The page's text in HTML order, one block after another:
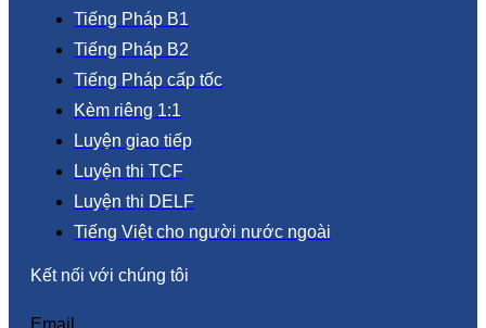
Tiếng Pháp B1
Tiếng Pháp B2
Tiếng Pháp cấp tốc
Kèm riêng 1:1
Luyện giao tiếp
Luyện thi TCF
Luyện thi DELF
Tiếng Việt cho người nước ngoài
Kết nối với chúng tôi
Email